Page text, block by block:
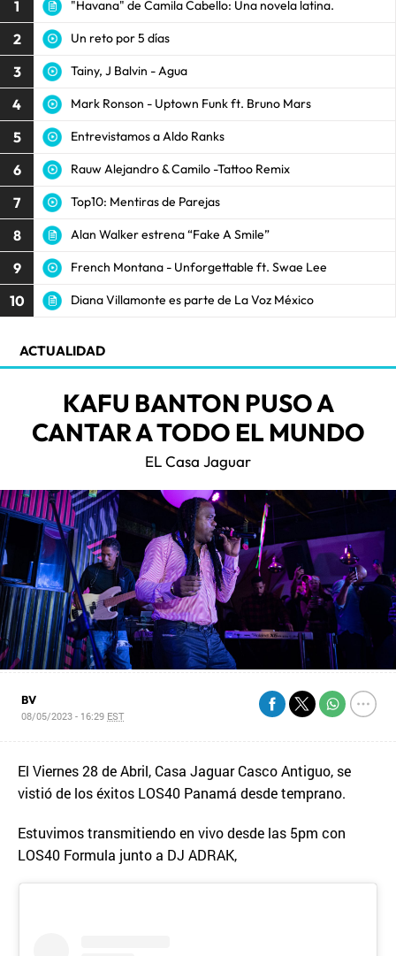
1 "Havana" de Camila Cabello: Una novela latina.
2 Un reto por 5 días
3 Tainy, J Balvin - Agua
4 Mark Ronson - Uptown Funk ft. Bruno Mars
5 Entrevistamos a Aldo Ranks
6 Rauw Alejandro & Camilo -Tattoo Remix
7 Top10: Mentiras de Parejas
8 Alan Walker estrena “Fake A Smile”
9 French Montana - Unforgettable ft. Swae Lee
10 Diana Villamonte es parte de La Voz México
ACTUALIDAD
KAFU BANTON PUSO A
CANTAR A TODO EL MUNDO
EL Casa Jaguar
BV
08/05/2023 - 16:29 EST
El Viernes 28 de Abril, Casa Jaguar Casco Antiguo, se
vistió de los éxitos LOS40 Panamá desde temprano.
Estuvimos transmitiendo en vivo desde las 5pm con
LOS40 Formula junto a DJ ADRAK,